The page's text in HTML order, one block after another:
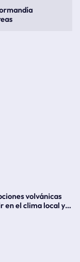
volvánicas
en el clima local y